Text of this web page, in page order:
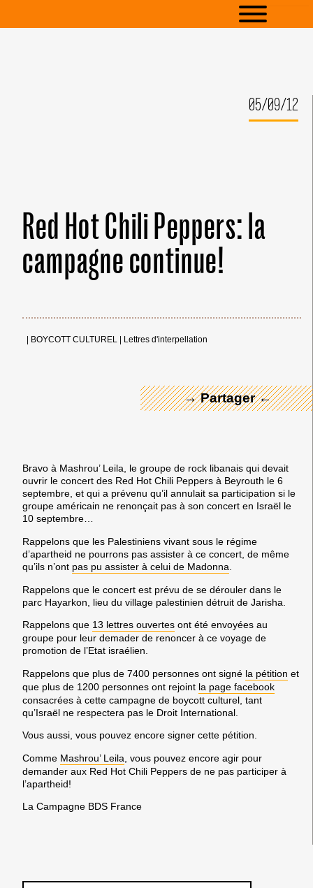
05/09/12
Red Hot Chili Peppers: la
campagne continue!
BOYCOTT CULTUREL Lettres d'interpellation
→ Partager ←
Bravo à Mashrou’ Leila , le groupe de rock libanais qui devait
ouvrir le concert des Red Hot Chili Peppers à Beyrouth le 6
septembre, et qui a prévenu qu’il annulait sa participation si le
groupe américain ne renonçait pas à son concert en Israël le
10 septembre…
Rappelons que les Palestiniens vivant sous le régime
d’apartheid ne pourrons pas assister à ce concert, de même
qu’ils n’ont pas pu assister à celui de Madonna
Rappelons que le concert est prévu de se dérouler dans le
parc Hayarkon, lieu du village palestinien détruit de Jarisha
Rappelons que 13 lettres ouvertes ont été envoyées au
groupe pour leur demader de renoncer à ce voyage de
promotion de l’Etat israélien.
Rappelons que plus de 7400 personnes ont signé la pétition et
que plus de 1200 personnes ont rejoint la page facebook
consacrées à cette campagne de boycott culturel, tant
qu’Israël ne respectera pas le Droit International.
Vous aussi , vous pouvez encore signer cette pétition.
Comme Mashrou’ Leila , vous pouvez encore agir pour
demander aux Red Hot Chili Peppers de ne pas participer à
l’apartheid!
La Campagne BDS France